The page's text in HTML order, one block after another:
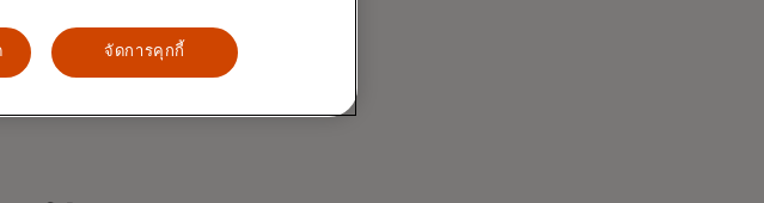
จัดการคุกกี้